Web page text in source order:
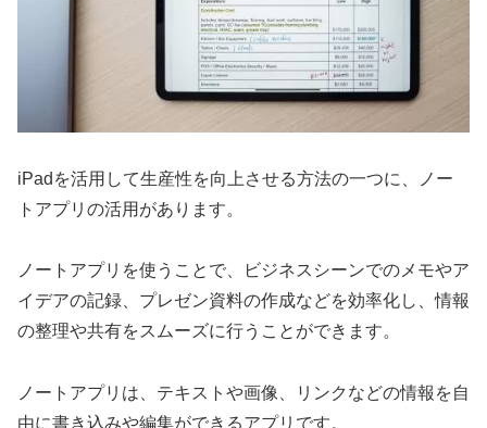
iPadを活用して生産性を向上させる方法の一つに、ノー
トアプリの活用があります。
ノートアプリを使うことで、ビジネスシーンでのメモやア
イデアの記録、プレゼン資料の作成などを効率化し、情報
の整理や共有をスムーズに行うことができます。
ノートアプリは、テキストや画像、リンクなどの情報を自
由に書き込みや編集ができるアプリです。